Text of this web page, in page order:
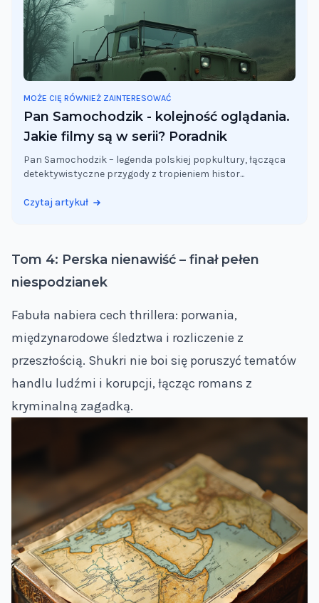
MOŻE CIĘ RÓWNIEŻ ZAINTERESOWAĆ
Pan Samochodzik - kolejność oglądania.
Jakie filmy są w serii? Poradnik
Pan Samochodzik – legenda polskiej popkultury, łącząca
detektywistyczne przygody z tropieniem histor...
Czytaj artykuł
Tom 4: Perska nienawiść – finał pełen
niespodzianek
Fabuła nabiera cech thrillera: porwania,
międzynarodowe śledztwa i rozliczenie z
przeszłością. Shukri nie boi się poruszyć tematów
handlu ludźmi i korupcji, łącząc romans z
kryminalną zagadką.